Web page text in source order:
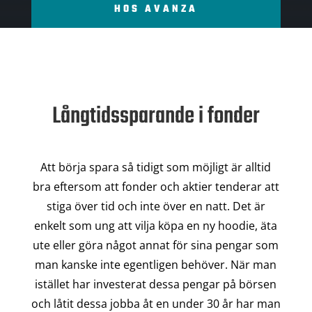
HOS AVANZA
Långtidssparande i fonder
Att börja spara så tidigt som möjligt är alltid
bra eftersom att fonder och aktier tenderar att
stiga över tid och inte över en natt. Det är
enkelt som ung att vilja köpa en ny hoodie, äta
ute eller göra något annat för sina pengar som
man kanske inte egentligen behöver. När man
istället har investerat dessa pengar på börsen
och låtit dessa jobba åt en under 30 år har man